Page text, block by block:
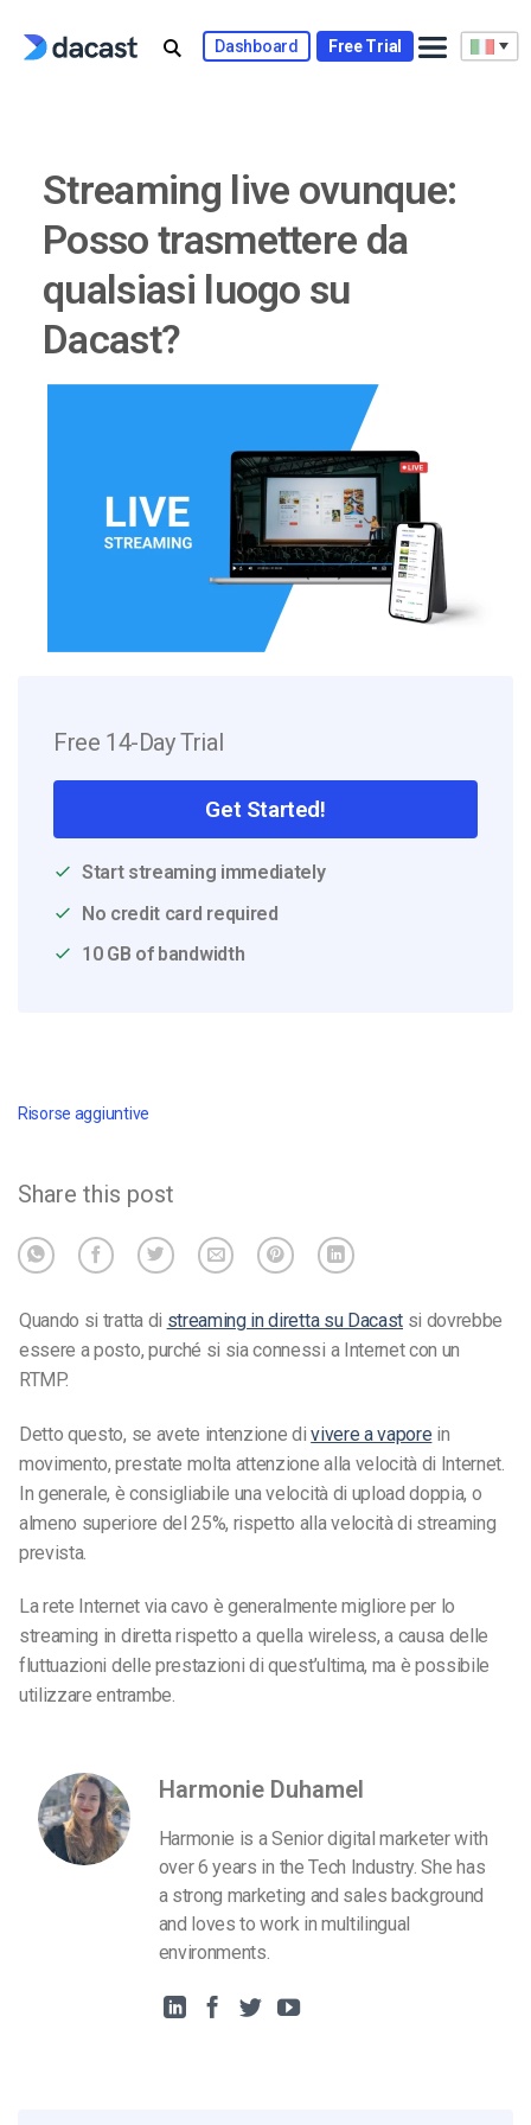
Dashboard Free Trial
Streaming live ovunque:
Posso trasmettere da
qualsiasi luogo su
Dacast?
Free 14-Day Trial
Get Started!
Start streaming immediately
No credit card required
10 GB of bandwidth
Risorse aggiuntive
Share this post
Quando si tratta di streaming in diretta su Dacast si dovrebbe
essere a posto, purché si sia connessi a Internet con un
RTMP.
Detto questo, se avete intenzione divivere a vapore in
movimento, prestate molta attenzione alla velocità di Internet.
In generale, è consigliabile una velocità di upload doppia, o
almeno superiore del 25%, rispetto alla velocità di streaming
prevista.
La rete Internet via cavo è generalmente migliore per lo
streaming in diretta rispetto a quella wireless, a causa delle
fluttuazioni delle prestazioni di quest’ultima, ma è possibile
utilizzare entrambe.
Harmonie Duhamel
Harmonie is a Senior digital marketer with
over 6 years in the Tech Industry. She has
a strong marketing and sales background
and loves to work in multilingual
environments.